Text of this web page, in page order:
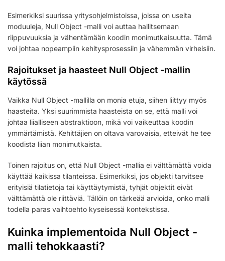
Esimerkiksi suurissa yritysohjelmistoissa, joissa on useita
moduuleja, Null Object -malli voi auttaa hallitsemaan
riippuvuuksia ja vähentämään koodin monimutkaisuutta. Tämä
voi johtaa nopeampiin kehitysprosessiin ja vähemmän virheisiin.
Rajoitukset ja haasteet Null Object -mallin
käytössä
Vaikka Null Object -mallilla on monia etuja, siihen liittyy myös
haasteita. Yksi suurimmista haasteista on se, että malli voi
johtaa liialliseen abstraktioon, mikä voi vaikeuttaa koodin
ymmärtämistä. Kehittäjien on oltava varovaisia, etteivät he tee
koodista liian monimutkaista.
Toinen rajoitus on, että Null Object -mallia ei välttämättä voida
käyttää kaikissa tilanteissa. Esimerkiksi, jos objekti tarvitsee
erityisiä tilatietoja tai käyttäytymistä, tyhjät objektit eivät
välttämättä ole riittäviä. Tällöin on tärkeää arvioida, onko malli
todella paras vaihtoehto kyseisessä kontekstissa.
Kuinka implementoida Null Object -
malli tehokkaasti?